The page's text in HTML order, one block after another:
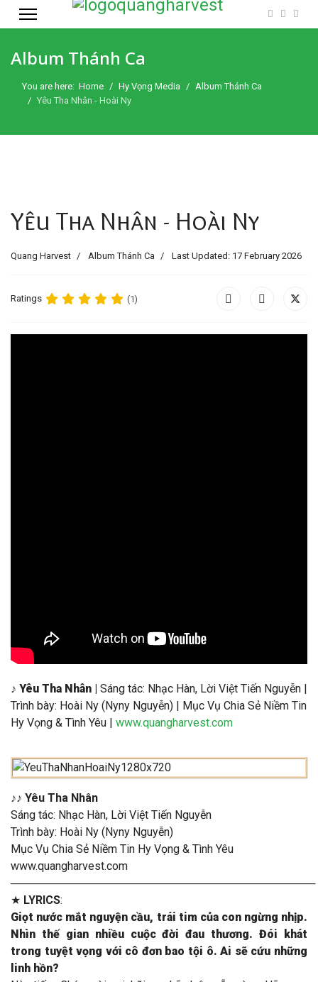
Album Thánh Ca
You are here: Home Hy Vọng Media
Album Thánh Ca
Yêu Tha Nhân - Hoài Ny
Yêu Tha Nhân - Hoài Ny
Quang Harvest Album Thánh Ca Last Updated: 17 February 2026
Ratings (1)
♪ Yêu Tha Nhân | Sáng tác: Nhạc Hàn, Lời Việt Tiến Nguyễn |
Trình bày: Hoài Ny (Nyny Nguyễn) | Mục Vụ Chia Sẻ Niềm Tin
Hy Vọng & Tình Yêu | www.quangharvest.com
♪♪ Yêu Tha Nhân
Sáng tác: Nhạc Hàn, Lời Việt Tiến Nguyễn
Trình bày: Hoài Ny (Nyny Nguyễn)
Mục Vụ Chia Sẻ Niềm Tin Hy Vọng & Tình Yêu
www.quangharvest.com
───────────────────────────────────────
★ LYRICS:
Giọt nước mắt nguyện cầu, trái tim của con ngừng nhịp.
Nhìn thế gian nhiều cuộc đời đau thương. Đói khát
trong tuyệt vọng với cô đơn bao tội ô. Ai sẽ cứu những
linh hồn?